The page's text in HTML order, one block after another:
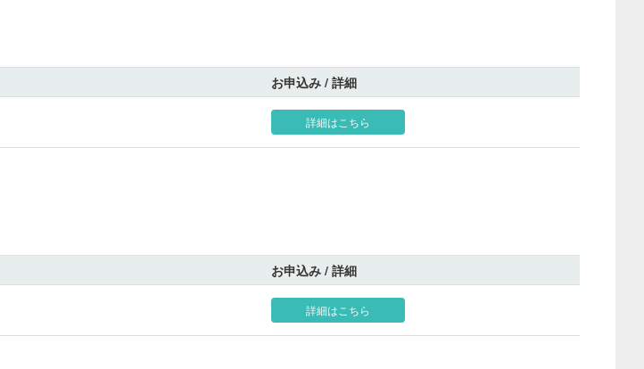
お申込み / 詳細
詳細はこちら
お申込み / 詳細
詳細はこちら